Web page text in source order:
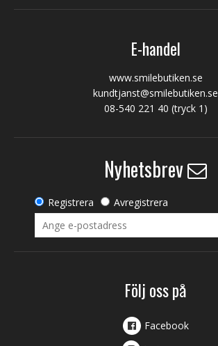
E-handel
www.smilebutiken.se
kundtjanst@smilebutiken.se
08-540 221 40 (tryck 1)
Nyhetsbrev
Registrera Avregistrera
Följ oss på
Facebook